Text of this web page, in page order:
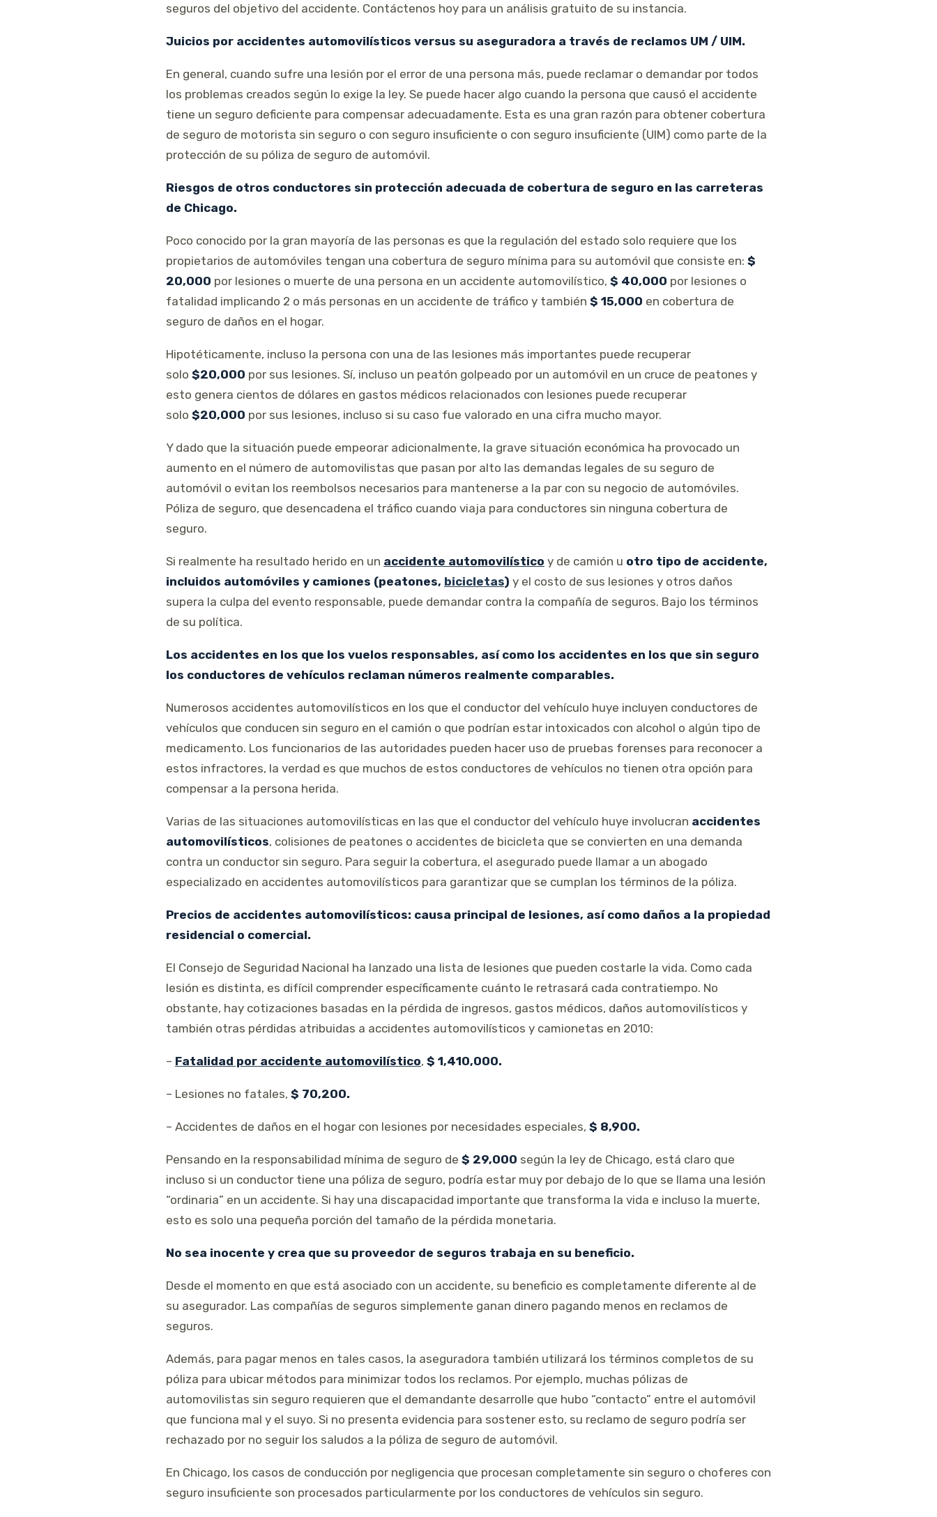
seguros del objetivo del accidente. Contáctenos hoy para un análisis gratuito de su instancia.
Juicios por accidentes automovilísticos versus su aseguradora a través de reclamos UM / UIM.
En general, cuando sufre una lesión por el error de una persona más, puede reclamar o demandar por todos
los problemas creados según lo exige la ley. Se puede hacer algo cuando la persona que causó el accidente
tiene un seguro deficiente para compensar adecuadamente. Esta es una gran razón para obtener cobertura
de seguro de motorista sin seguro o con seguro insuficiente o con seguro insuficiente (UIM) como parte de la
protección de su póliza de seguro de automóvil.
Riesgos de otros conductores sin protección adecuada de cobertura de seguro en las carreteras
de Chicago.
Poco conocido por la gran mayoría de las personas es que la regulación del estado solo requiere que los
propietarios de automóviles tengan una cobertura de seguro mínima para su automóvil que consiste en: $
20,000 por lesiones o muerte de una persona en un accidente automovilístico, $ 40,000 por lesiones o
fatalidad implicando 2 o más personas en un accidente de tráfico y también $ 15,000 en cobertura de
seguro de daños en el hogar.
Hipotéticamente, incluso la persona con una de las lesiones más importantes puede recuperar
solo $20,000 por sus lesiones. Sí, incluso un peatón golpeado por un automóvil en un cruce de peatones y
esto genera cientos de dólares en gastos médicos relacionados con lesiones puede recuperar
solo $20,000 por sus lesiones, incluso si su caso fue valorado en una cifra mucho mayor.
Y dado que la situación puede empeorar adicionalmente, la grave situación económica ha provocado un
aumento en el número de automovilistas que pasan por alto las demandas legales de su seguro de
automóvil o evitan los reembolsos necesarios para mantenerse a la par con su negocio de automóviles.
Póliza de seguro, que desencadena el tráfico cuando viaja para conductores sin ninguna cobertura de
seguro.
Si realmente ha resultado herido en un accidente automovilístico y de camión u otro tipo de accidente,
incluidos automóviles y camiones (peatones, bicicletas) y el costo de sus lesiones y otros daños
supera la culpa del evento responsable, puede demandar contra la compañía de seguros. Bajo los términos
de su política.
Los accidentes en los que los vuelos responsables, así como los accidentes en los que sin seguro
los conductores de vehículos reclaman números realmente comparables.
Numerosos accidentes automovilísticos en los que el conductor del vehículo huye incluyen conductores de
vehículos que conducen sin seguro en el camión o que podrían estar intoxicados con alcohol o algún tipo de
medicamento. Los funcionarios de las autoridades pueden hacer uso de pruebas forenses para reconocer a
estos infractores, la verdad es que muchos de estos conductores de vehículos no tienen otra opción para
compensar a la persona herida.
Varias de las situaciones automovilísticas en las que el conductor del vehículo huye involucran accidentes
automovilísticos, colisiones de peatones o accidentes de bicicleta que se convierten en una demanda
contra un conductor sin seguro. Para seguir la cobertura, el asegurado puede llamar a un abogado
especializado en accidentes automovilísticos para garantizar que se cumplan los términos de la póliza.
Precios de accidentes automovilísticos: causa principal de lesiones, así como daños a la propiedad
residencial o comercial.
El Consejo de Seguridad Nacional ha lanzado una lista de lesiones que pueden costarle la vida. Como cada
lesión es distinta, es difícil comprender específicamente cuánto le retrasará cada contratiempo. No
obstante, hay cotizaciones basadas en la pérdida de ingresos, gastos médicos, daños automovilísticos y
también otras pérdidas atribuidas a accidentes automovilísticos y camionetas en 2010:
– Fatalidad por accidente automovilístico, $ 1,410,000.
– Lesiones no fatales, $ 70,200.
– Accidentes de daños en el hogar con lesiones por necesidades especiales, $ 8,900.
Pensando en la responsabilidad mínima de seguro de $ 29,000 según la ley de Chicago, está claro que
incluso si un conductor tiene una póliza de seguro, podría estar muy por debajo de lo que se llama una lesión
“ordinaria” en un accidente. Si hay una discapacidad importante que transforma la vida e incluso la muerte,
esto es solo una pequeña porción del tamaño de la pérdida monetaria.
No sea inocente y crea que su proveedor de seguros trabaja en su beneficio.
Desde el momento en que está asociado con un accidente, su beneficio es completamente diferente al de
su asegurador. Las compañías de seguros simplemente ganan dinero pagando menos en reclamos de
seguros.
Además, para pagar menos en tales casos, la aseguradora también utilizará los términos completos de su
póliza para ubicar métodos para minimizar todos los reclamos. Por ejemplo, muchas pólizas de
automovilistas sin seguro requieren que el demandante desarrolle que hubo “contacto” entre el automóvil
que funciona mal y el suyo. Si no presenta evidencia para sostener esto, su reclamo de seguro podría ser
rechazado por no seguir los saludos a la póliza de seguro de automóvil.
En Chicago, los casos de conducción por negligencia que procesan completamente sin seguro o choferes con
seguro insuficiente son procesados ​​particularmente por los conductores de vehículos sin seguro.